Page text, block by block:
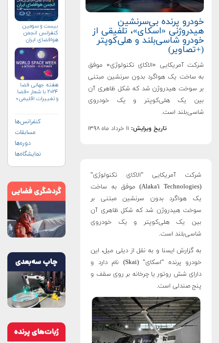
خودرو پرنده بی‌سرنشین
هیدروژنی «اسکای»، تلفیقی از
خودرو شاسی‌بلند و هلی‌کوپتر
(+تصاویر)
شرکت آمریکایی «الاکای تکنولوژی» موفق
به ساخت یک هواگرد بدون سرنشین مبتنی
بر سوخت هیدروژن شد که شکل ظاهری آن
بین یک هلی‌کوپتر و یک خودروی
شاسی‌بلند است.
تاریخ ویرایش: ۱۱ خرداد ماه ۱۳۹۸
شرکت آمریکایی "الاکای تکنولوژی"
(Alaka'i Technologies) موفق به ساخت
یک هواگرد بدون سرنشین مبتنی بر
سوخت هیدروژن شد که شکل ظاهری آن
بین یک هلی‌کوپتر و یک خودروی
شاسی‌بلند است.
به گزارش ایسنا و به نقل از دیلی میل، این
خودرو پرنده "اسکای" (Skai) نام دارد و
دارای شش روتور یا چرخانه بر روی سقف و
پنج صندلی است.
بیست و سومین
کنفرانس انجمن
هوافضای ايران
هفته جهانی فضا
۲۰۲۴ با شعار «فضا
و تغییرات اقلیمی»
کنفرانس‌ها
مسابقات
دوره‌ها
نمایشگاه‌ها